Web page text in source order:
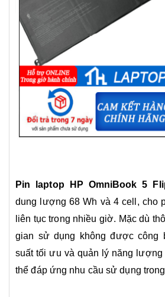
Pin laptop HP OmniBook 5
dung lượng 68 Wh và 4 cell, cho
liên tục trong nhiều giờ. Mặc dù
gian sử dụng không được công
suất tối ưu và quản lý năng lượng
thể đáp ứng nhu cầu sử dụng